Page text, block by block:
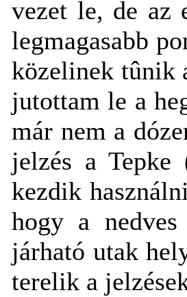
vezet le, de az
legmagasabb
közelinek tûnik
jutottam le a
már nem a
jelzés a
kezdik
hogy a
járható utak
terelik a